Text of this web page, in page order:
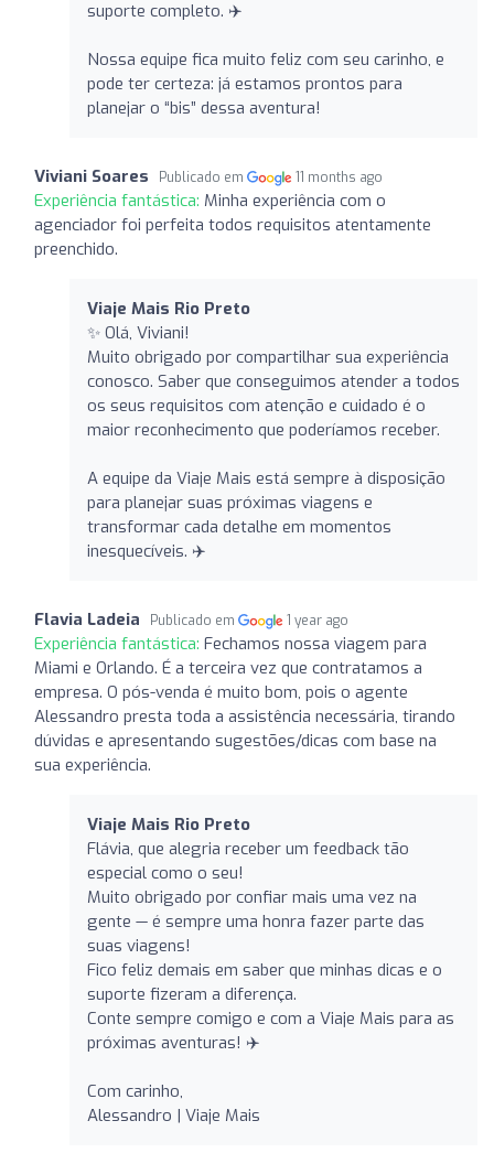
suporte completo. ✈️
Nossa equipe fica muito feliz com seu carinho, e
pode ter certeza: já estamos prontos para
planejar o “bis” dessa aventura!
Viviani Soares Publicado em 11 months ago
Experiência fantástica: Minha experiência com o
agenciador foi perfeita todos requisitos atentamente
preenchido.
Viaje Mais Rio Preto
✨ Olá, Viviani!
Muito obrigado por compartilhar sua experiência
conosco. Saber que conseguimos atender a todos
os seus requisitos com atenção e cuidado é o
maior reconhecimento que poderíamos receber.
A equipe da Viaje Mais está sempre à disposição
para planejar suas próximas viagens e
transformar cada detalhe em momentos
inesquecíveis. ✈️
Flavia Ladeia Publicado em 1 year ago
Experiência fantástica: Fechamos nossa viagem para
Miami e Orlando. É a terceira vez que contratamos a
empresa. O pós-venda é muito bom, pois o agente
Alessandro presta toda a assistência necessária, tirando
dúvidas e apresentando sugestões/dicas com base na
sua experiência.
Viaje Mais Rio Preto
Flávia, que alegria receber um feedback tão
especial como o seu!
Muito obrigado por confiar mais uma vez na
gente — é sempre uma honra fazer parte das
suas viagens!
Fico feliz demais em saber que minhas dicas e o
suporte fizeram a diferença.
Conte sempre comigo e com a Viaje Mais para as
próximas aventuras! ✈️
Com carinho,
Alessandro | Viaje Mais